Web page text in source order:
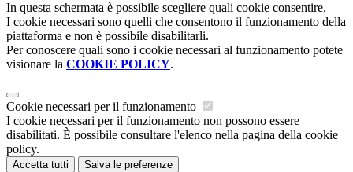
In questa schermata è possibile scegliere quali cookie consentire.
I cookie necessari sono quelli che consentono il funzionamento della
piattaforma e non è possibile disabilitarli.
Per conoscere quali sono i cookie necessari al funzionamento potete
visionare la COOKIE POLICY.
Cookie necessari per il funzionamento
I cookie necessari per il funzionamento non possono essere
disabilitati. È possibile consultare l'elenco nella pagina della cookie
policy.
Accetta tutti Salva le preferenze